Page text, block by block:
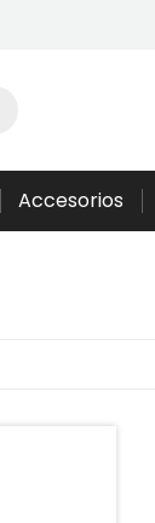
Accesorios